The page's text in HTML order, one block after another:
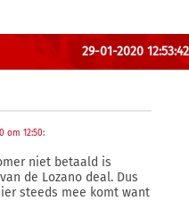
29-01-2020 12:53:42
om 12:50:
niet betaald is
de Lozano deal. Dus
steeds mee komt want